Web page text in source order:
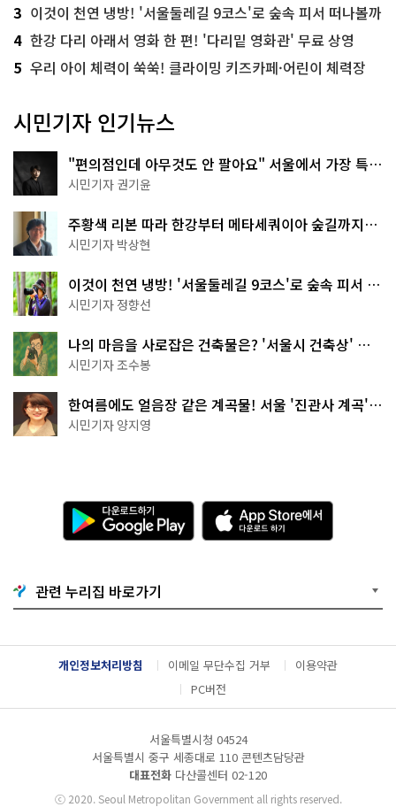
3 이것이 천연 냉방! '서울둘레길 9코스'로 숲속 피서 떠나볼까
4 한강 다리 아래서 영화 한 편! '다리밑 영화관' 무료 상영
5 우리 아이 체력이 쑥쑥! 클라이밍 키즈카페·어린이 체력장
시민기자 인기뉴스
"편의점인데 아무것도 안 팔아요" 서울에서 가장 특별
한 편의점의 정체
시민기자 권기윤
주황색 리본 따라 한강부터 메타세쿼이아 숲길까지…
서울둘레길 15코스
시민기자 박상현
이것이 천연 냉방! '서울둘레길 9코스'로 숲속 피서 떠
나볼까
시민기자 정향선
나의 마음을 사로잡은 건축물은? '서울시 건축상' 수
상작 공개!
시민기자 조수봉
한여름에도 얼음장 같은 계곡물! 서울 '진관사 계곡'이
천국이네~
시민기자 양지영
다
운
로
기
G
o
g
l
e
A
p
p
e
서
다
운
관련 누리집 바로가기
개인정보처리방침 이메일 무단수집 거부
이용약관
PC버전
서울특별시청 04524
서울특별시 중구 세종대로 110 콘텐츠담당관
대표전화 다산콜센터 02-120
ⓒ2020. Seoul Metropolitan Government all rights reserved.